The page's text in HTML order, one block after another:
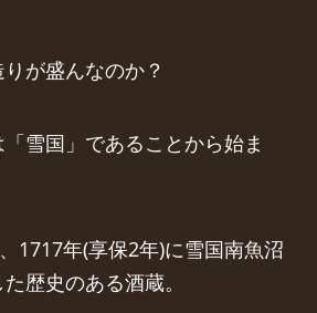
が盛んなのか？
雪国」であることから始ま
1717年(享保2年)に雪国南魚沼
歴史のある酒蔵。